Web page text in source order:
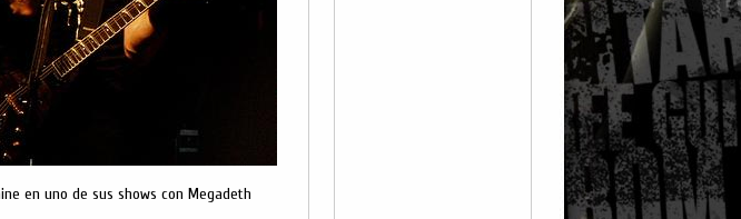
en uno de sus shows con Megadeth